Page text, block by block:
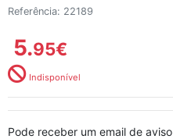
Referência: 22189
5.95€
Indisponível
Pode receber um email de aviso